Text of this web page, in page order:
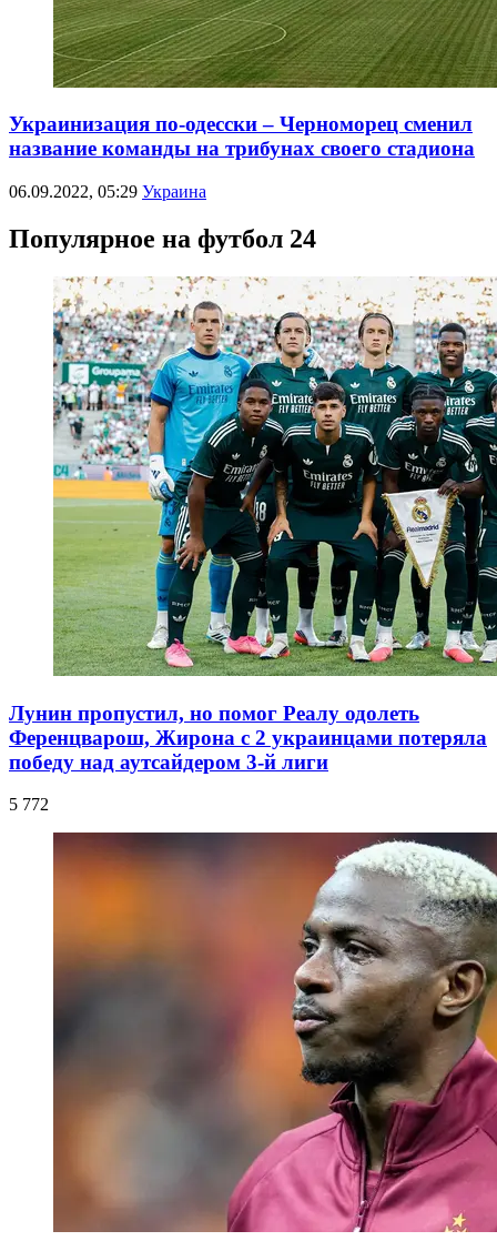
Украинизация по-одесски – Черноморец сменил
название команды на трибунах своего стадиона
06.09.2022, 05:29 Украина
Популярное на футбол 24
Лунин пропустил, но помог Реалу одолеть
Ференцварош, Жирона с 2 украинцами потеряла
победу над аутсайдером 3-й лиги
5 772